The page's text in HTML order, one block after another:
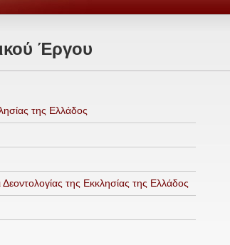
Έργου
της Ελλάδος
Δεοντολογίας της Εκκλησίας της Ελλάδος